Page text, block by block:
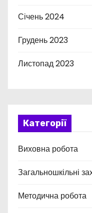
Січень 2024
Грудень 2023
Листопад 2023
Категорії
Виховна робота
Загальношкільні
Методична робота